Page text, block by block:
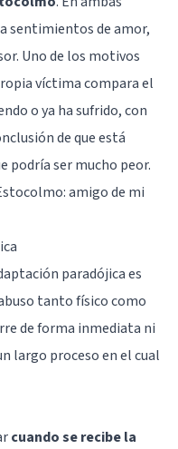
sentimientos de amor,
Uno de los motivos
víctima compara el
o ya ha sufrido, con
de que está
podría ser mucho peor.
amigo de mi
paradójica es
tanto físico como
de forma inmediata ni
largo proceso en el cual
cuando se recibe la